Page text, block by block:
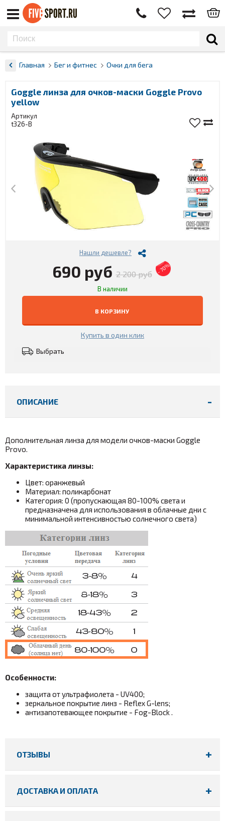
Главная Бег и фитнес Очки для бега
Goggle линза для oчков-маски Goggle Provo
yellow
Артикул
t326-B
Нашли дешевле?
690 руб 2 200 руб - 70%
В наличии
В КОРЗИНУ
Купить в один клик
Выбрать
ОПИСАНИЕ
Дополнительная линза для модели очков-маски Goggle
Provo.
Характеристика линзы:
Цвет: оранжевый
Материал: поликарбонат
Категория: 0 (пропускающая 80-100% света и
предназначена для использования в облачные дни с
минимальной интенсивностью солнечного света)
Особенности:
защита от ультрафиолета - UV400;
зеркальное покрытие линз - Reflex G-lens;
антизапотевающее покрытие - Fog-Block .
ОТЗЫВЫ
ДОСТАВКА И ОПЛАТА